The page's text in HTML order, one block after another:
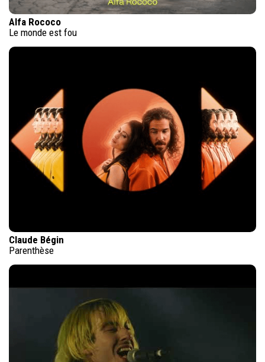
Alfa Rococo
Le monde est fou
Claude Bégin
Parenthèse